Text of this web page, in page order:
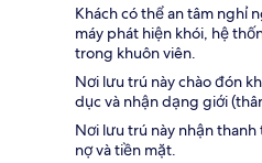
Khách có thể an tâm nghỉ
máy phát hiện khói, hệ
trong khuôn viên.
Nơi lưu trú này chào đón
dục và nhận dạng giới
Nơi lưu trú này nhận
nợ và tiền mặt.